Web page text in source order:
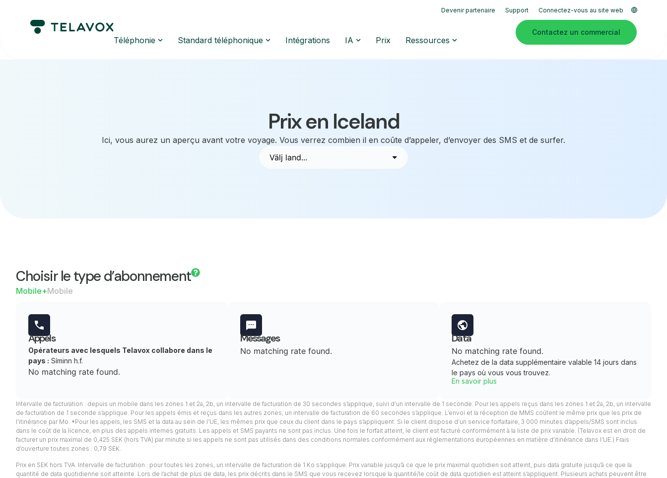
Devenir partenaire Support Connectez-vous au site web
Téléphonie Standard téléphonique Intégrations IA Prix Ressources
Contactez un commercial
Prix en Iceland
Ici, vous aurez un aperçu avant votre voyage. Vous verrez combien il en coûte d’appeler, d’envoyer des SMS et de surfer.
Choisir le type d’abonnement
Mobile+Mobile
Appels
Opérateurs avec lesquels Telavox collabore dans le
pays : Síminn h.f.
No matching rate found.
Messages
No matching rate found.
Data
No matching rate found.
Achetez de la data supplémentaire valable 14 jours dans
le pays où vous vous trouvez.
En savoir plus
Intervalle de facturation : depuis un mobile dans les zones 1 et 2a, 2b, un intervalle de facturation de 30 secondes s’applique, suivi d’un intervalle de 1 seconde. Pour les appels reçus dans les zones 1 et 2a, 2b, un intervalle
de facturation de 1 seconde s’applique. Pour les appels émis et reçus dans les autres zones, un intervalle de facturation de 60 secondes s’applique. L’envoi et la réception de MMS coûtent le même prix que les prix de
l’itinérance par Mo. *Pour les appels, les SMS et la data au sein de l’UE, les mêmes prix que ceux du client dans le pays s’appliquent. Si le client dispose d’un service forfaitaire, 3 000 minutes d’appels/SMS sont inclus
dans le coût de la licence, en plus des appels internes gratuits. Les appels et SMS payants ne sont pas inclus. Une fois le forfait atteint, le client est facturé conformément à la liste de prix variable. (Telavox est en droit de
facturer un prix maximal de 0,425 SEK (hors TVA) par minute si les appels ne sont pas utilisés dans des conditions normales conformément aux réglementations européennes en matière d’itinérance dans l’UE.) Frais
d’ouverture toutes zones : 0,79 SEK.
Prix en SEK hors TVA. Intervalle de facturation : pour toutes les zones, un intervalle de facturation de 1 Ko s’applique. Prix variable jusqu’à ce que le prix maximal quotidien soit atteint, puis data gratuite jusqu’à ce que la
quantité de data quotidienne soit atteinte. Lors de l’achat de plus de data, les prix décrits dans le SMS que vous recevez lorsque la quantité/le coût de data quotidien est atteint s’appliquent. Plusieurs achats peuvent être